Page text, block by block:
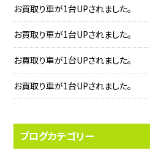
お買取り車が1台UPされました。
お買取り車が1台UPされました。
お買取り車が1台UPされました。
お買取り車が1台UPされました。
ブログカテゴリー